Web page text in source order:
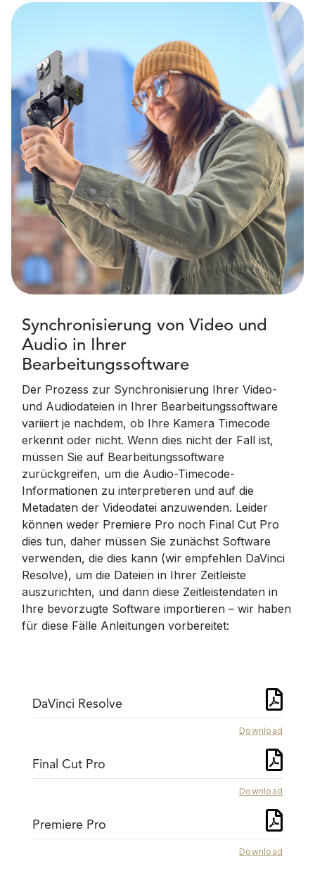
Synchronisierung von Video und
Audio in Ihrer
Bearbeitungssoftware
Der Prozess zur Synchronisierung Ihrer Video-
und Audiodateien in Ihrer Bearbeitungssoftware
variiert je nachdem, ob Ihre Kamera Timecode
erkennt oder nicht. Wenn dies nicht der Fall ist,
müssen Sie auf Bearbeitungssoftware
zurückgreifen, um die Audio-Timecode-
Informationen zu interpretieren und auf die
Metadaten der Videodatei anzuwenden. Leider
können weder Premiere Pro noch Final Cut Pro
dies tun, daher müssen Sie zunächst Software
verwenden, die dies kann (wir empfehlen DaVinci
Resolve), um die Dateien in Ihrer Zeitleiste
auszurichten, und dann diese Zeitleistendaten in
Ihre bevorzugte Software importieren – wir haben
für diese Fälle Anleitungen vorbereitet:
DaVinci Resolve
Download
Final Cut Pro
Download
Premiere Pro
Download